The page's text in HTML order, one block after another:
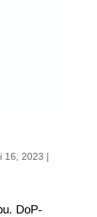
16, 2023 |
DoP-